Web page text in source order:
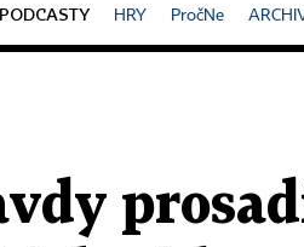
PODCASTY HRY PročNe